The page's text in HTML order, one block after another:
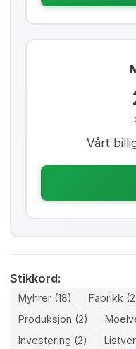
Vårt
Stikkord:
Myhrer (18) Fabrikk
Produksjon (2)
Investering (2)